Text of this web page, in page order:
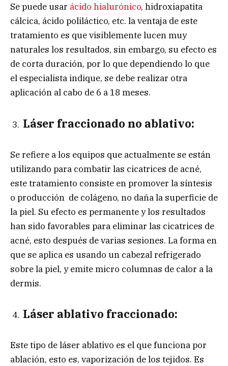
Se puede usar ácido hialurónico, hidroxiapatita
cálcica, ácido poliláctico, etc. la ventaja de este
tratamiento es que visiblemente lucen muy
naturales los resultados, sin embargo, su efecto es
de corta duración, por lo que dependiendo lo que
el especialista indique, se debe realizar otra
aplicación al cabo de 6 a 18 meses.
Láser fraccionado no ablativo:
Se refiere a los equipos que actualmente se están
utilizando para combatir las cicatrices de acné,
este tratamiento consiste en promover la síntesis
o producción de colágeno, no daña la superficie de
la piel. Su efecto es permanente y los resultados
han sido favorables para eliminar las cicatrices de
acné, esto después de varias sesiones. La forma en
que se aplica es usando un cabezal refrigerado
sobre la piel, y emite micro columnas de calor a la
dermis.
Láser ablativo fraccionado:
Este tipo de láser ablativo es el que funciona por
ablación, esto es, vaporización de los tejidos. Es